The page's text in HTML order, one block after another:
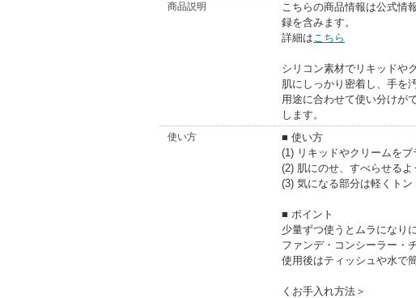
商品説明
こちらの商品情報は公式情
録を含みます。
詳細はこちら
シリコン素材でリキッドや
肌にしっかり密着し、手を
用途に合わせて使い分けがで
します。
使い方
■ 使い方
(1) リキッドやクリームをブ
(2) 肌にのせ、すべらせる
(3) 気になる部分は軽くト
■ ポイント
少量ずつ使うとムラになり
ファンデ・コンシーラー・
使用後はティッシュや水で
くお手入れ方法＞